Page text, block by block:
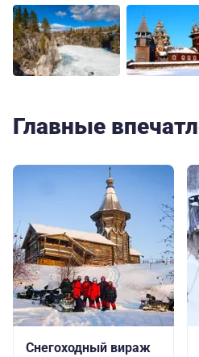
Главные
Снегоходный вираж